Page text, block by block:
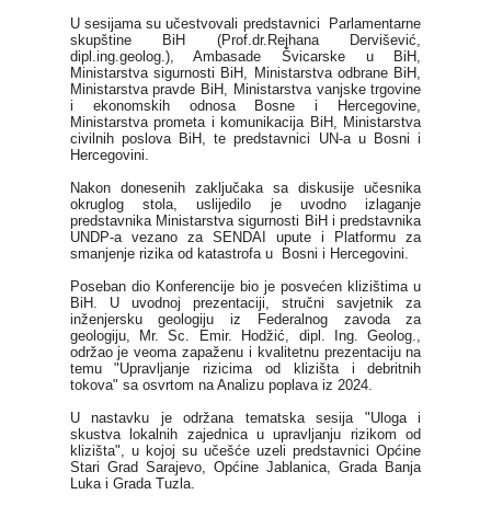
U sesijama su učestvovali predstavnici Parlamentarne
skupštine BiH (Prof.dr.Rejhana Dervišević,
dipl.ing.geolog.), Ambasade Švicarske u BiH,
Ministarstva sigurnosti BiH, Ministarstva odbrane BiH,
Ministarstva pravde BiH, Ministarstva vanjske trgovine
i ekonomskih odnosa Bosne i Hercegovine,
Ministarstva prometa i komunikacija BiH, Ministarstva
civilnih poslova BiH, te predstavnici UN-a u Bosni i
Hercegovini.
Nakon donesenih zaključaka sa diskusije učesnika
okruglog stola, uslijedilo je uvodno izlaganje
predstavnika Ministarstva sigurnosti BiH i predstavnika
UNDP-a vezano za SENDAI upute i Platformu za
smanjenje rizika od katastrofa u Bosni i Hercegovini.
Poseban dio Konferencije bio je posvećen klizištima u
BiH. U uvodnoj prezentaciji, stručni savjetnik za
inženjersku geologiju iz Federalnog zavoda za
geologiju, Mr. Sc. Emir. Hodžić, dipl. Ing. Geolog.,
održao je veoma zapaženu i kvalitetnu prezentaciju na
temu "Upravljanje rizicima od klizišta i debritnih
tokova" sa osvrtom na Analizu poplava iz 2024.
U nastavku je održana tematska sesija "Uloga i
skustva lokalnih zajednica u upravljanju rizikom od
klizišta", u kojoj su učešće uzeli predstavnici Općine
Stari Grad Sarajevo, Općine Jablanica, Grada Banja
Luka i Grada Tuzla.